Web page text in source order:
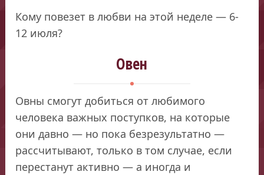
Кому повезет в любви на этой неделе — 6-
12 июля?
Овен
Овны смогут добиться от любимого
человека важных поступков, на которые
они давно — но пока безрезультатно —
рассчитывают, только в том случае, если
перестанут активно — а иногда и